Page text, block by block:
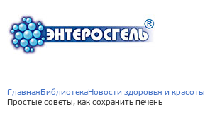
Главная БиблиотекаНовости здоровья и красоты
Простые советы, как сохранить печень